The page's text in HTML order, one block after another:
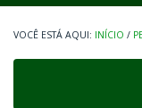
INÍCIO /